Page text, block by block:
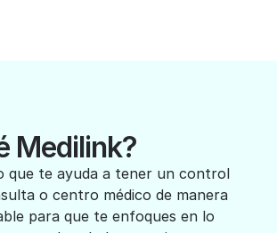
Medilink?
que te ayuda a tener un control
o centro médico de manera
para que te enfoques en lo